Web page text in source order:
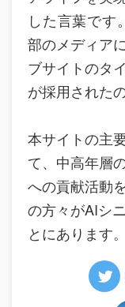
した言葉です
部のメディア
ブサイトのタ
が採用された
本サイトの主
て、中高年層
への貢献活動
の方々がAIシ
とにあります。